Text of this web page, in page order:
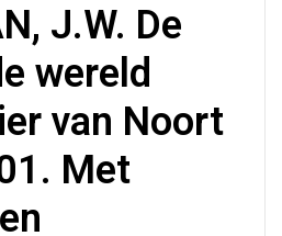
J.W. De
wereld
van Noort
Met